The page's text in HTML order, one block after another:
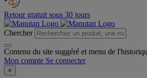
Retour gratuit sous 30 jours
Chercher
Contenu du site suggéré et menu de
Mon compte Se connecter
×